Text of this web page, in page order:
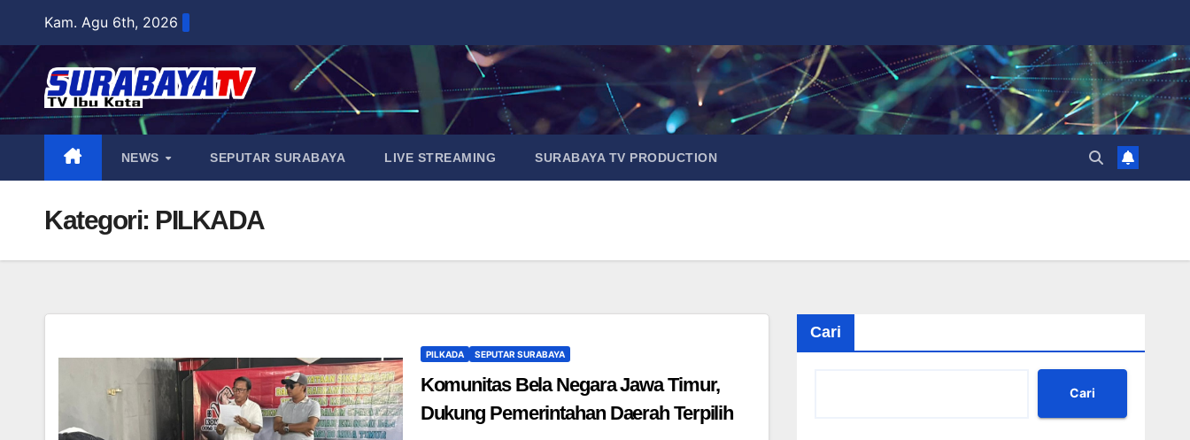
content
Kam. Agu 6th, 2026
NEWS SEPUTAR SURABAYA LIVE STREAMING SURABAYA TV PRODUCTION
Kategori: PILKADA
PILKADA SEPUTAR SURABAYA
Komunitas Bela Negara Jawa Timur,
Dukung Pemerintahan Daerah Terpilih
Cari
Cari